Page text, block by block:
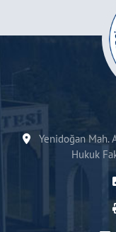
Yenidoğan Mah.
Hukuk